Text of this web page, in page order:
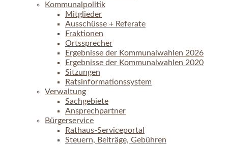
Kommunalpolitik
Mitglieder
Ausschüsse + Referate
Fraktionen
Ortssprecher
Ergebnisse der Kommunalwahlen 2026
Ergebnisse der Kommunalwahlen 2020
Sitzungen
Ratsinformationssystem
Verwaltung
Sachgebiete
Ansprechpartner
Bürgerservice
Rathaus-Serviceportal
Steuern, Beiträge, Gebühren